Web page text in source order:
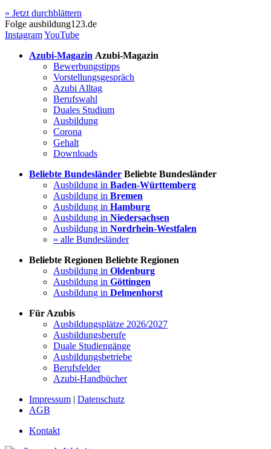
» Jetzt durchblättern
Folge ausbildung123.de
InstagramYouTube
Azubi-Magazin Azubi-Magazin
Bewerbungstipps
Vorstellungsgespräch
Azubi Alltag
Berufswahl
Duales Studium
Ausbildung
Corona
Gehalt
Downloads
Beliebte Bundesländer Beliebte Bundesländer
Ausbildung in Baden-Württemberg
Ausbildung in Bremen
Ausbildung in Hamburg
Ausbildung in Niedersachsen
Ausbildung in Nordrhein-Westfalen
» alle Bundesländer
Beliebte Regionen Beliebte Regionen
Ausbildung in Oldenburg
Ausbildung in Göttingen
Ausbildung in Delmenhorst
Für Azubis
Ausbildungsplätze 2026/2027
Ausbildungsberufe
Duale Studiengänge
Ausbildungsbetriebe
Berufsfelder
Azubi-Handbücher
Impressum | Datenschutz
AGB
Kontakt